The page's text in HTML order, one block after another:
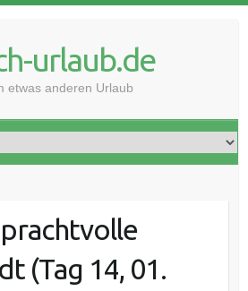
urlaub.de
etwas anderen Urlaub
(Tag 14, 01.